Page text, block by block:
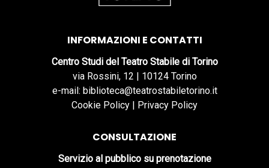
INFORMAZIONI E CONTATTI
Centro Studi del Teatro Stabile di Torino
via Rossini, 12 | 10124 Torino
e-mail: biblioteca@teatrostabiletorino.it
Cookie Policy | Privacy Policy
CONSULTAZIONE
Servizio al pubblico su prenotazione